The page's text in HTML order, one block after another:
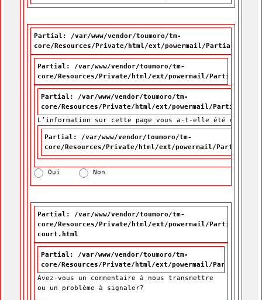
Partial: /var/www/vendor/toumoro/tm-
core/Resources/Private/html/ext/powermail/Partials/
Partial: /var/www/vendor/toumoro/tm-
core/Resources/Private/html/ext/powermail/Partials/
Partial: /var/www/vendor/toumoro/tm-
core/Resources/Private/html/ext/powermail/Partials/
L’information sur cette page vous a-t-elle été utile?
L’information sur cette page vous a-t-elle été utile?
Partial: /var/www/vendor/toumoro/tm-
core/Resources/Private/html/ext/powermail/Partials/
Oui Non
Partial: /var/www/vendor/toumoro/tm-
core/Resources/Private/html/ext/powermail/Partials/
court.html
Partial: /var/www/vendor/toumoro/tm-
core/Resources/Private/html/ext/powermail/Partials/
Avez-vous un commentaire à nous transmettre
ou un problème à signaler?